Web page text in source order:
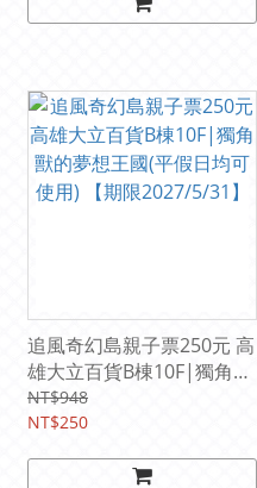
追風奇幻島親子票250元 高
雄大立百貨B棟10F|獨角獸
的夢想王國(平假日均可使
用) 【期限2027/5/31】
NT$948
NT$250